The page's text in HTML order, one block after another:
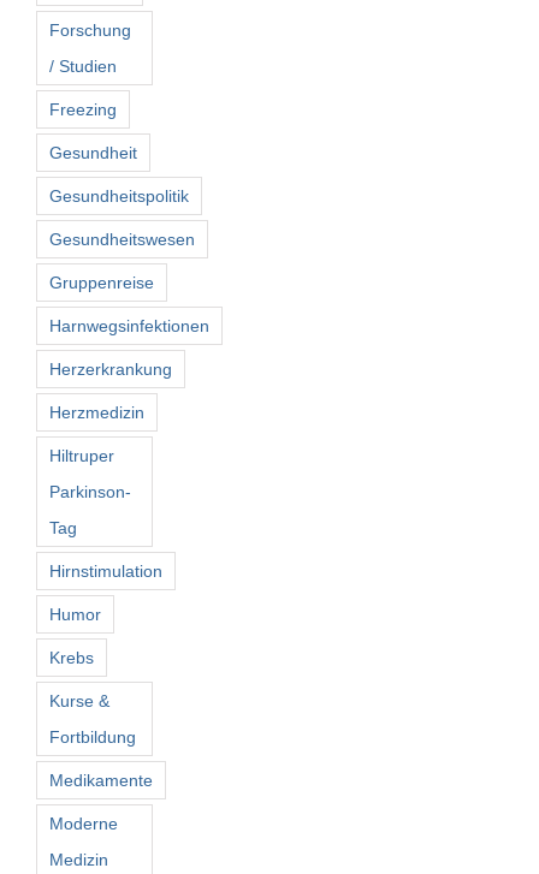
Forschung
/ Studien
Freezing
Gesundheit
Gesundheitspolitik
Gesundheitswesen
Gruppenreise
Harnwegsinfektionen
Herzerkrankung
Herzmedizin
Hiltruper
Parkinson-
Tag
Hirnstimulation
Humor
Krebs
Kurse &
Fortbildung
Medikamente
Moderne
Medizin